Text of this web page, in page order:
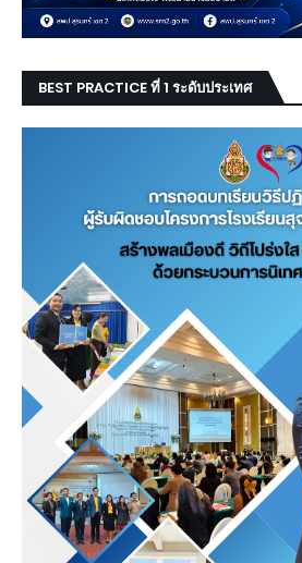
BEST PRACTICE ที่ 1 ระดับประเทศ